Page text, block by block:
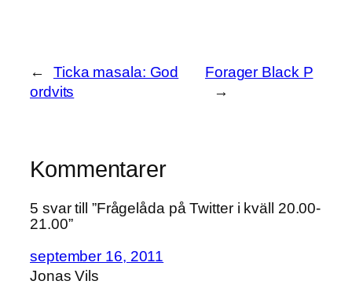
←
Ticka masala: God
ordvits
Forager Black P
→
Kommentarer
5 svar till ”Frågelåda på Twitter i kväll 20.00-
21.00”
september 16, 2011
Jonas Vils